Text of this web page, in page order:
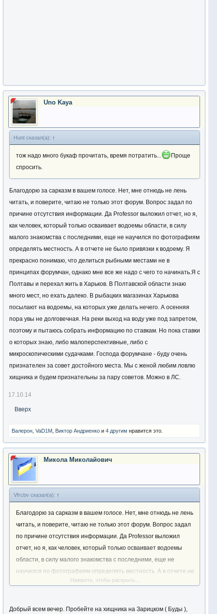
Uno Kaya
Hunt сказал(а): ↑
тож надо много букаф прочитать, время потратить...
Проще
спросить.
Благодорю за сарказм в вашем голосе. Нет, мне отнюдь не лень
читать, и поверите, читаю не только этот форум. Вопрос задал по
причине отсутствия информации. Да Professor выложил отчет, но я,
как человек, который только осваивает водоемы области, в силу
малого знакомства с последними, еще не научился по фотографиям
определять местность. А в отчете не было привязки к водоему. Я
прекрасно понимаю, что делиться рыбными местами не в
принципах форумчан, однако мне все же надо с чего то начинать.Я с
Полтавы и перехал жить в Харьков. В Полтавской области знаю
много мест, но ехать далеко. В рыбацких магазинах Харькова
посылают на водоемы, на которых уже делать нечего. А осенняя
пора увы не долговечная. На реки выход на воду уже под запретом,
поэтому и пытаюсь собрать информацию по ставкам. Но пока ставки
о которых знаю, либо малоперспективные, либо с
микроскопическими судачками. Господа форумчане - буду очень
признателен за совет достойного места. Мы с женой любим ловлю
хищника и будем признательны за пару советов. Можно в ЛС.
17.10.14
Вверх
Валерон VaD1M Виктор Андриенко и 4 другим нравится это.
Микола Миколайович
Vfrcbv сказал(а): ↑
Благодорю за сарказм в вашем голосе. Нет, мне отнюдь не лень
читать, и поверите, читаю не только этот форум. Вопрос задал
по причине отсутствия информации. Да Professor выложил
отчет, но я, как человек, который только осваивает водоемы
области, в силу малого знакомства с последними, еще не
научился по фотографиям определять местность. А в отчете не
было привязки к водоему. Я прекрасно понимаю, что делиться
надо с чего то начинать.Я с Полтавы и перехал жить в Харьков.
Нажмите, чтобы раскрыть...
Добрый всем вечер. Пробейте на хищника на Зарицком ( Буды ),